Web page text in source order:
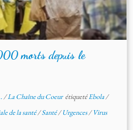
morts depuis le
/La Chaîne du Coeur étiquetéEbola/
de la santé/Santé/Urgences/Virus